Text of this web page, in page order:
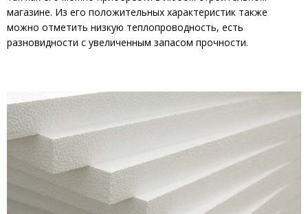
магазине. Из его положительных характеристик также
можно отметить низкую теплопроводность, есть
разновидности с увеличенным запасом прочности.